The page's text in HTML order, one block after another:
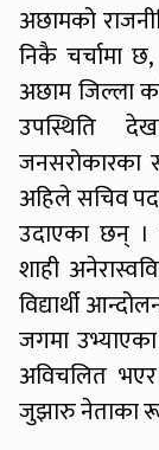
अछामको
निकै चर्चामा
अछाम जिल्ला
उपस्थिति
जनसरोकारका
अहिले सचिव
उदाएका छन् ।
शाही
विद्यार्थी
जगमा
अविचलित भएर
जुझारु नेताका